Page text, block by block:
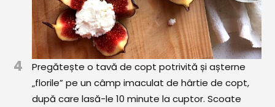
4
Pregătește o tavă de copt potrivită și așterne
„florile” pe un câmp imaculat de hârtie de copt,
după care lasă-le 10 minute la cuptor. Scoate